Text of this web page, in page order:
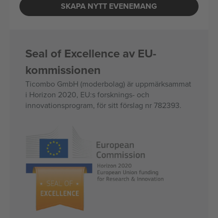
SKAPA NYTT EVENEMANG
Seal of Excellence av EU-
kommissionen
Ticombo GmbH (moderbolag) är uppmärksammat
i Horizon 2020, EU:s forsknings- och
innovationsprogram, för sitt förslag nr 782393.